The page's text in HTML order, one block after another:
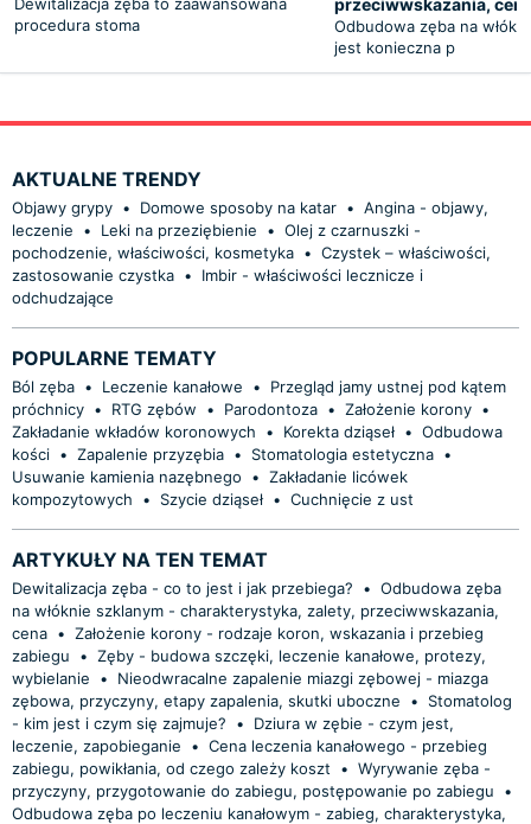
procedura stoma
Odbudowa zęba na
jest konieczna p
AKTUALNE TRENDY
Objawy grypy • Domowe sposoby na katar • Angina - objawy,
leczenie
• Leki na przeziębienie • Olej z czarnuszki -
pochodzenie, właściwości, kosmetyka • Czystek – właściwości,
zastosowanie czystka •
Imbir - właściwości lecznicze i
odchudzające
POPULARNE TEMATY
Ból zęba • Leczenie kanałowe •
Przegląd jamy ustnej pod kątem
próchnicy • RTG zębów • Parodontoza • Założenie korony •
Zakładanie wkładów koronowych
• Korekta dziąseł • Odbudowa
kości • Zapalenie przyzębia • Stomatologia estetyczna •
Usuwanie kamienia nazębnego
• Zakładanie licówek
kompozytowych
• Szycie dziąseł • Cuchnięcie z ust
ARTYKUŁY NA TEN TEMAT
Dewitalizacja zęba - co to jest i jak przebiega? • Odbudowa zęba
na włóknie szklanym - charakterystyka, zalety, przeciwwskazania,
cena • Założenie korony - rodzaje koron, wskazania i przebieg
zabiegu
• Zęby - budowa szczęki, leczenie kanałowe, protezy,
wybielanie
•
Nieodwracalne zapalenie miazgi zębowej - miazga
zębowa, przyczyny, etapy zapalenia, skutki uboczne
•
Stomatolog
- kim jest i czym się zajmuje?
•
Dziura w zębie - czym jest,
leczenie, zapobieganie
• Cena leczenia kanałowego - przebieg
zabiegu, powikłania, od czego zależy koszt
• Wyrywanie zęba -
przyczyny, przygotowanie do zabiegu, postępowanie po zabiegu
•
Odbudowa zęba po leczeniu kanałowym - zabieg, charakterystyka,